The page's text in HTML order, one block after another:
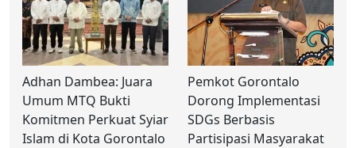
Adhan Dambea: Juara
Umum MTQ Bukti
Komitmen Perkuat Syiar
Islam di Kota Gorontalo
Pemkot Gorontalo
Dorong Implementasi
SDGs Berbasis
Partisipasi Masyarakat